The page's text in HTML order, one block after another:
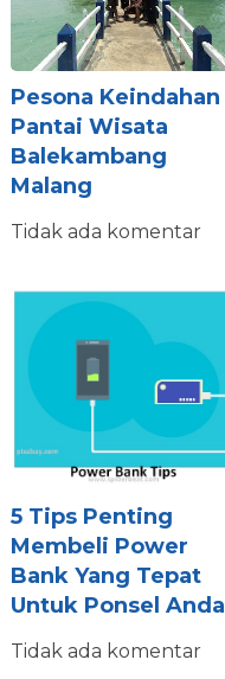
Pesona Keindahan
Pantai Wisata
Balekambang
Malang
Tidak ada komentar
5 Tips Penting
Membeli Power
Bank Yang Tepat
Untuk Ponsel Anda
Tidak ada komentar